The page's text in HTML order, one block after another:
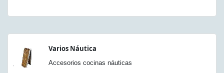
Varios Náutica
Accesorios cocinas náuticas